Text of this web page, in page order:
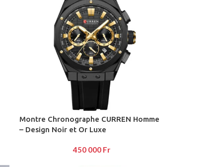
Montre Chronographe CURREN Homme
– Design Noir et Or Luxe
450 000 Fr